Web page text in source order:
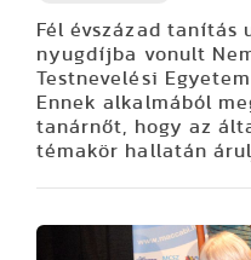
Fél évszázad tanítás
nyugdíjba vonult
Testnevelési
Ennek alkalmából
tanárnőt, hogy az
témakör hallatán